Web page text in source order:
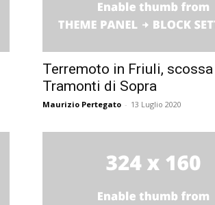
Terremoto in Friuli,
Tramonti di Sopra
Maurizio Pertegato - 13 Luglio 2020